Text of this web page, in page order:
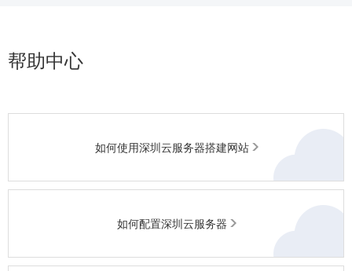
帮助中心
如何使用深圳云服务器搭建网站
如何配置深圳云服务器